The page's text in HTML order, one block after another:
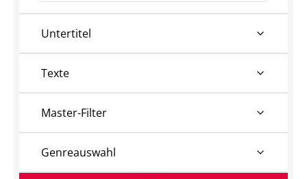
Untertitel
Texte
Master-Filter
Genreauswahl